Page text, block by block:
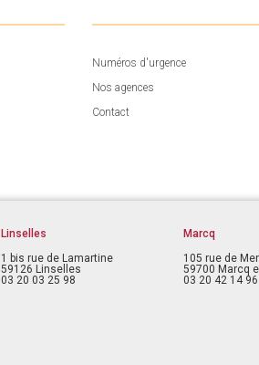
Numéros d'urgence
Nos agences
Contact
Linselles
1 bis rue de Lamartine
59126 Linselles
03 20 03 25 98
Marcq
105 rue de
59700 Marcq
03 20 42 14 96